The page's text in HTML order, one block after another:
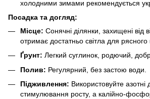
холодними зимами рекомендується
Посадка та догляд:
Місце: Сонячні ділянки, захищені від
отримає достатньо світла для рясного
Ґрунт: Легкий суглинок, родючий,
Полив: Регулярний, без застою води.
Підживлення: Використовуйте
стимулювання росту, а калійно-